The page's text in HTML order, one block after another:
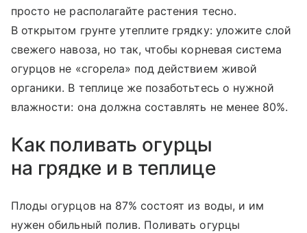
просто не располагайте растения тесно.
В открытом грунте утеплите грядку: уложите слой
свежего навоза, но так, чтобы корневая система
огурцов не «сгорела» под действием живой
органики. В теплице же позаботьтесь о нужной
влажности: она должна составлять не менее 80%.
Как поливать огурцы
на грядке и в теплице
Плоды огурцов на 87% состоят из воды, и им
нужен обильный полив. Поливать огурцы